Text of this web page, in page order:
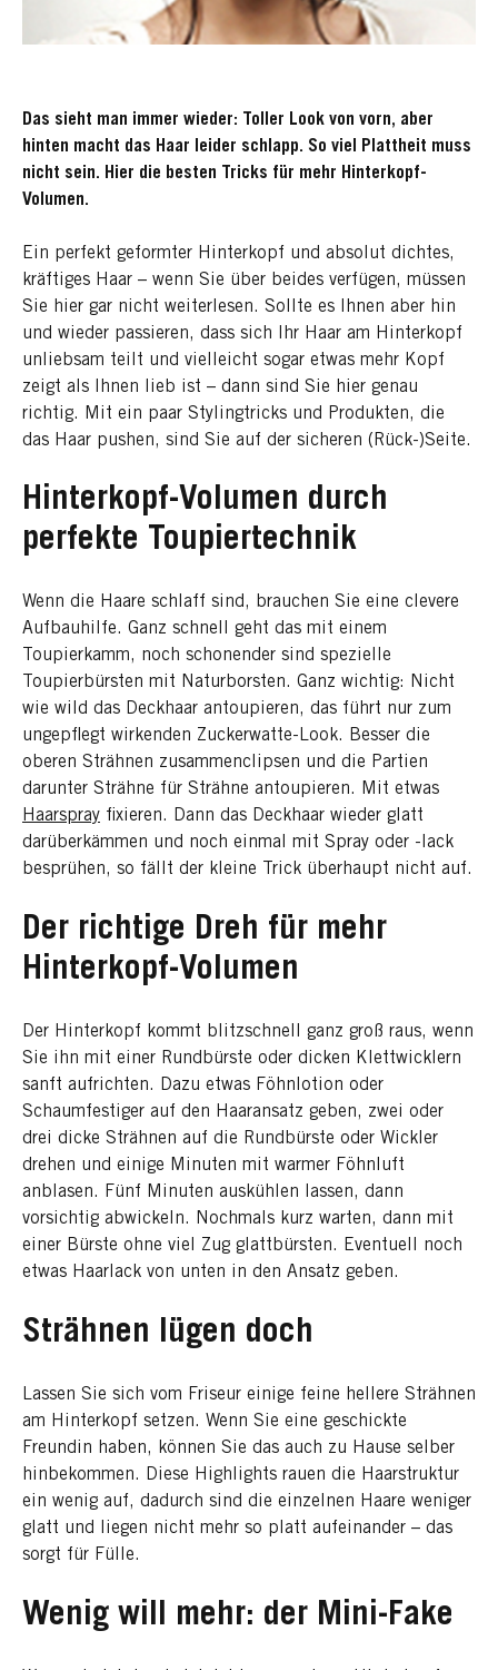
Das sieht man immer wieder: Toller Look von vorn, aber
hinten macht das Haar leider schlapp. So viel Plattheit muss
nicht sein. Hier die besten Tricks für mehr Hinterkopf-
Volumen.
Ein perfekt geformter Hinterkopf und absolut dichtes,
kräftiges Haar – wenn Sie über beides verfügen, müssen
Sie hier gar nicht weiterlesen. Sollte es Ihnen aber hin
und wieder passieren, dass sich Ihr Haar am Hinterkopf
unliebsam teilt und vielleicht sogar etwas mehr Kopf
zeigt als Ihnen lieb ist – dann sind Sie hier genau
richtig. Mit ein paar Stylingtricks und Produkten, die
das Haar pushen, sind Sie auf der sicheren (Rück-)Seite.
Hinterkopf-Volumen durch
perfekte Toupiertechnik
Wenn die Haare schlaff sind, brauchen Sie eine clevere
Aufbauhilfe. Ganz schnell geht das mit einem
Toupierkamm, noch schonender sind spezielle
Toupierbürsten mit Naturborsten. Ganz wichtig: Nicht
wie wild das Deckhaar antoupieren, das führt nur zum
ungepflegt wirkenden Zuckerwatte-Look. Besser die
oberen Strähnen zusammenclipsen und die Partien
darunter Strähne für Strähne antoupieren. Mit etwas
Haarspray fixieren. Dann das Deckhaar wieder glatt
darüberkämmen und noch einmal mit Spray oder -lack
besprühen, so fällt der kleine Trick überhaupt nicht auf.
Der richtige Dreh für mehr
Hinterkopf-Volumen
Der Hinterkopf kommt blitzschnell ganz groß raus, wenn
Sie ihn mit einer Rundbürste oder dicken Klettwicklern
sanft aufrichten. Dazu etwas Föhnlotion oder
Schaumfestiger auf den Haaransatz geben, zwei oder
drei dicke Strähnen auf die Rundbürste oder Wickler
drehen und einige Minuten mit warmer Föhnluft
anblasen. Fünf Minuten auskühlen lassen, dann
vorsichtig abwickeln. Nochmals kurz warten, dann mit
einer Bürste ohne viel Zug glattbürsten. Eventuell noch
etwas Haarlack von unten in den Ansatz geben.
Strähnen lügen doch
Lassen Sie sich vom Friseur einige feine hellere Strähnen
am Hinterkopf setzen. Wenn Sie eine geschickte
Freundin haben, können Sie das auch zu Hause selber
hinbekommen. Diese Highlights rauen die Haarstruktur
ein wenig auf, dadurch sind die einzelnen Haare weniger
glatt und liegen nicht mehr so platt aufeinander – das
sorgt für Fülle.
Wenig will mehr: der Mini-Fake